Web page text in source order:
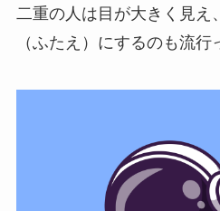
二重の人は目が大きく見え
（ふたえ）にするのも流行